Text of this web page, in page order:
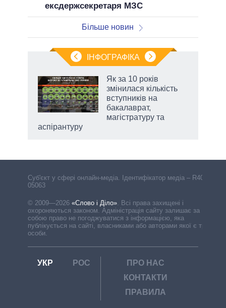
ексдержсекретаря МЗС
Більше новин
ІНФОГРАФІКА
Як за 10 років
змінилася кількість
вступників на
бакалаврат,
магістратуру та
аспірантуру
Cуб'єкт у сфері онлайн-медіа. Ідентифікатор медіа – R40-
05063
© 2009—2026 «Слово і Діло» Всі права захищені і
охороняються законом. Адміністрація сайту залишає за
собою право не погоджуватися з інформацією, яка
публікується на сайті, власниками або авторами якої є треті
особи.
УКР РОС
ПРО НАС
КОНТАКТИ
ПРАВИЛА